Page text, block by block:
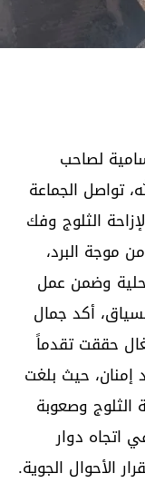
لصاحب
تواصل الجماعة
الثلوج وفك
موجة البرد،
وضمن عمل
أكد جمال
حققت تقدماً
حيث بلغت
الثلوج وصعوبة
اتجاه دوار
الأحوال الجوية.